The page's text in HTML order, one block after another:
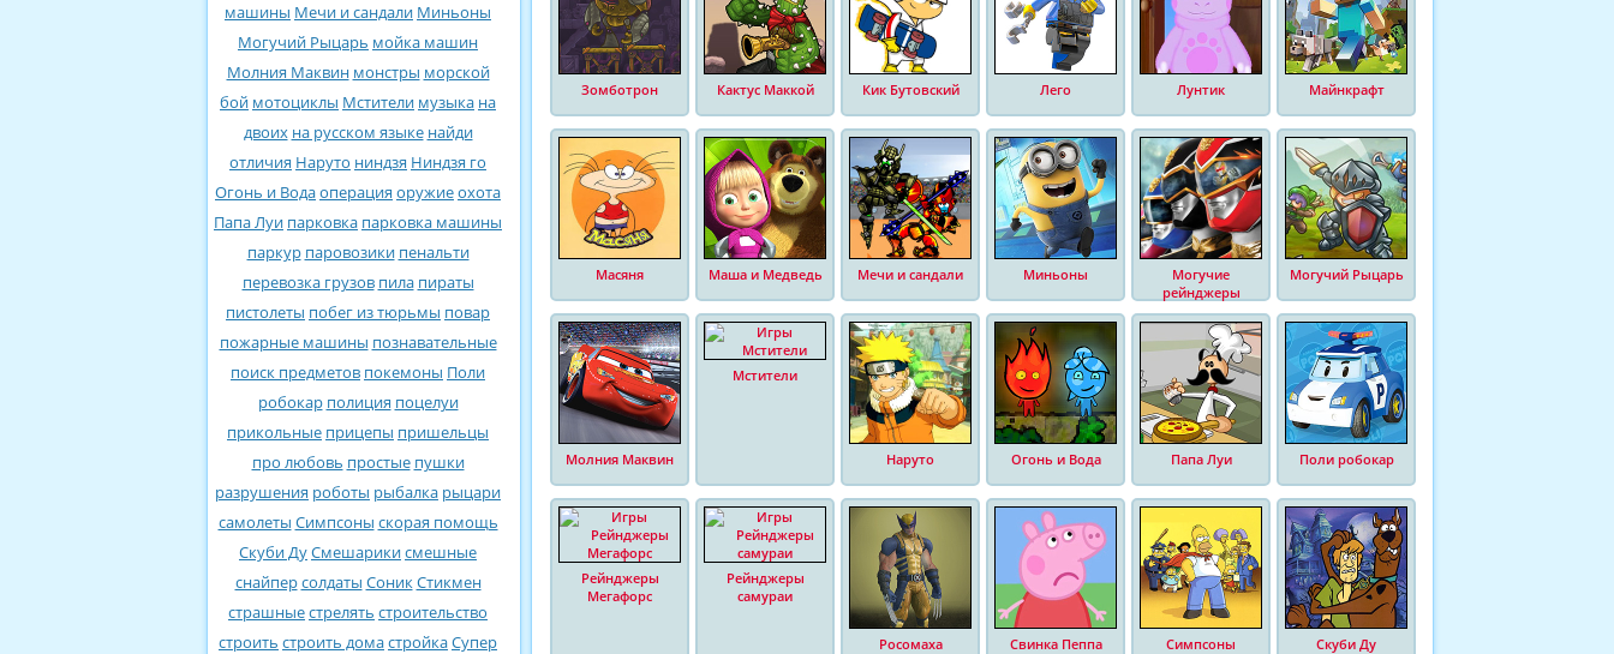
машины Мечи и сандали Миньоны
Могучий Рыцарь мойка машин
Молния Маквин монстры морской
бой мотоциклы Мстители музыка на
двоих на русском языке найди
отличия Наруто ниндзя Ниндзя го
Огонь и Водаоперация оружиеохота
Папа Луи парковка парковка машины
паркур паровозики пенальти
перевозка грузов пила пираты
пистолеты побег из тюрьмы повар
пожарные машины познавательные
поиск предметов покемоны Поли
робокар полиция поцелуи
прикольные прицепы пришельцы
про любовь простые пушки
разрушения роботы рыбалка рыцари
самолеты Симпсоны скорая помощь
Скуби ДуСмешарикисмешные
снайперсолдаты СоникСтикмен
страшныестрелять строительство
строить строить домастройкаСупер
Зомботрон Кактус Маккой Кик Бутовский Лего Лунтик Майнкрафт
Масяня Маша и Медведь Мечи и сандали Миньоны
Могучие
рейнджеры
Могучий Рыцарь
Молния Маквин
Мстители
Наруто Огонь и Вода Папа Луи Поли робокар
Рейнджеры
Мегафорс
Рейнджеры
самураи
Росомаха Свинка Пеппа Симпсоны Скуби Ду